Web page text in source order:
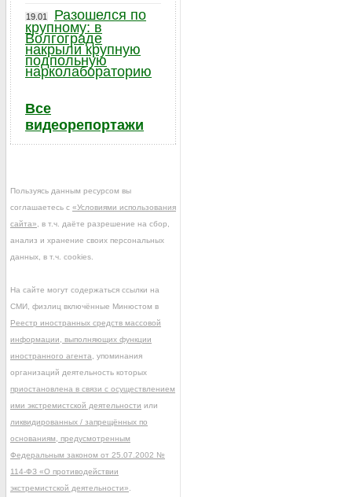
19.01
Разошелся по
крупному: в
Волгограде
накрыли крупную
подпольную
нарколабораторию
Все
видеорепортажи
Пользуясь данным ресурсом вы
соглашаетесь с «Условиями использования
сайта» , в т.ч. даёте разрешение на сбор,
анализ и хранение своих персональных
данных, в т.ч. cookies.
На сайте могут содержаться ссылки на
СМИ, физлиц включённые Минюстом в
Реестр иностранных средств массовой
информации, выполняющих функции
иностранного агента , упоминания
организаций деятельность которых
приостановлена в связи с осуществлением
ими экстремистской деятельности или
ликвидированных / запрещённых по
основаниям, предусмотренным
Федеральным законом от 25.07.2002 №
114-ФЗ «О противодействии
экстремистской деятельности»